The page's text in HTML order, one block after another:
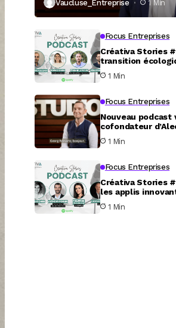
Vaucluse_Entreprise 1 Min
Focus Entreprises
Créativa Stories
transition
1 Min
Focus Entreprises
Nouveau podcast
cofondateur
1 Min
Focus Entreprises
Créativa Stories
les applis
au service aux
1 Min